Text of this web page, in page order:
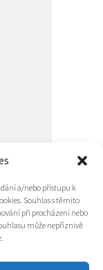
a/nebo přístupu k
Souhlas s těmito
při procházení nebo
může nepříznivě